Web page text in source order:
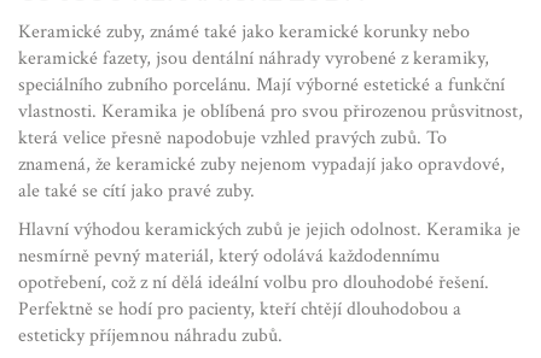
Keramické zuby, známé také jako keramické korunky nebo
keramické fazety, jsou dentální náhrady vyrobené z keramiky,
speciálního zubního porcelánu. Mají výborné estetické a funkční
vlastnosti. Keramika je oblíbená pro svou přirozenou průsvitnost,
která velice přesně napodobuje vzhled pravých zubů. To
znamená, že keramické zuby nejenom vypadají jako opravdové,
ale také se cítí jako pravé zuby.
Hlavní výhodou keramických zubů je jejich odolnost. Keramika je
nesmírně pevný materiál, který odolává každodennímu
opotřebení, což z ní dělá ideální volbu pro dlouhodobé řešení.
Perfektně se hodí pro pacienty, kteří chtějí dlouhodobou a
esteticky příjemnou náhradu zubů.